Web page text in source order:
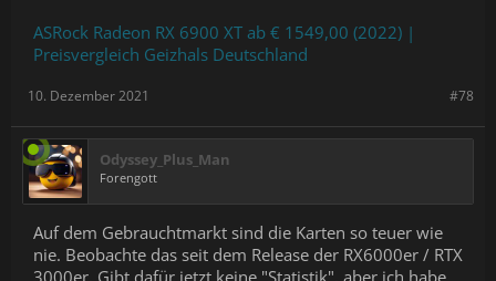
ASRock Radeon RX 6900 XT ab € 1549,00 (2022) |
Preisvergleich Geizhals Deutschland
#78
10. Dezember 2021
Odyssey_Plus_Man
Forengott
Auf dem Gebrauchtmarkt sind die Karten so teuer wie
nie. Beobachte das seit dem Release der RX6000er / RTX
3000er. Gibt dafür jetzt keine "Statistik", aber ich habe